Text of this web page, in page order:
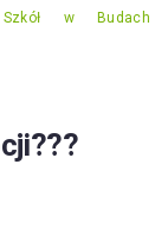
Szkół w Budach